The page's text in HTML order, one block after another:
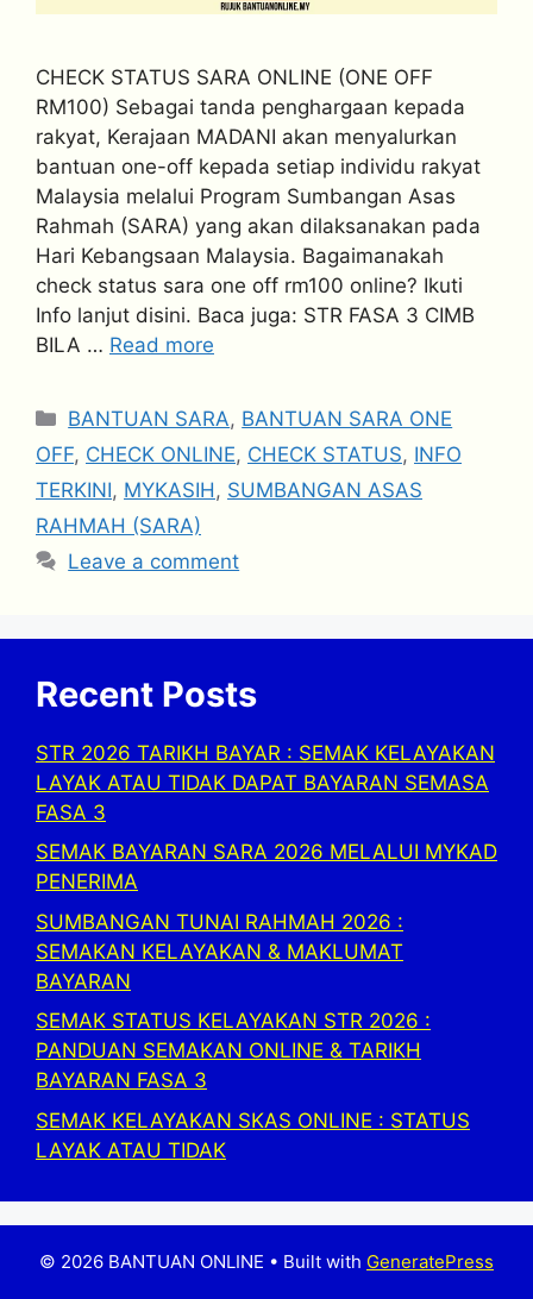
CHECK STATUS SARA ONLINE (ONE OFF
RM100) Sebagai tanda penghargaan kepada
rakyat, Kerajaan MADANI akan menyalurkan
bantuan one-off kepada setiap individu rakyat
Malaysia melalui Program Sumbangan Asas
Rahmah (SARA) yang akan dilaksanakan pada
Hari Kebangsaan Malaysia. Bagaimanakah
check status sara one off rm100 online? Ikuti
Info lanjut disini. Baca juga: STR FASA 3 CIMB
BILA … Read more
Categories
BANTUAN SARA, BANTUAN SARA ONE
OFF, CHECK ONLINE, CHECK STATUS, INFO
TERKINI, MYKASIH , SUMBANGAN ASAS
RAHMAH (SARA)
Leave a comment
Recent Posts
STR 2026 TARIKH BAYAR : SEMAK KELAYAKAN
LAYAK ATAU TIDAK DAPAT BAYARAN SEMASA
FASA 3
SEMAK BAYARAN SARA 2026 MELALUI MYKAD
PENERIMA
SUMBANGAN TUNAI RAHMAH 2026 :
SEMAKAN KELAYAKAN & MAKLUMAT
BAYARAN
SEMAK STATUS KELAYAKAN STR 2026 :
PANDUAN SEMAKAN ONLINE & TARIKH
BAYARAN FASA 3
SEMAK KELAYAKAN SKAS ONLINE : STATUS
LAYAK ATAU TIDAK
© 2026 BANTUAN ONLINE • Built with GeneratePress